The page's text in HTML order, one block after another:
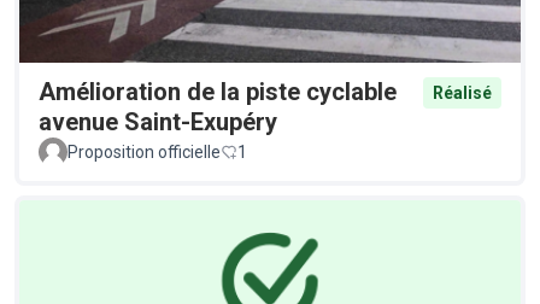
Amélioration de la piste cyclable
avenue Saint-Exupéry
Réalisé
Proposition officielle 1